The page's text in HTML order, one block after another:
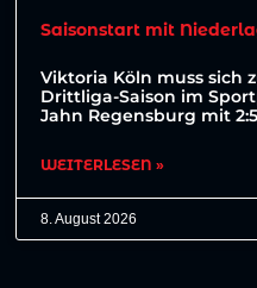
Saisonstart mit
Viktoria Köln muss sich
Drittliga-Saison im
Jahn Regensburg mit
WEITERLESEN »
8. August 2026